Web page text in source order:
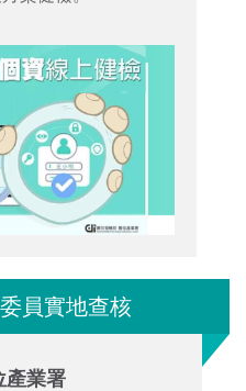
員實地查核
產業署